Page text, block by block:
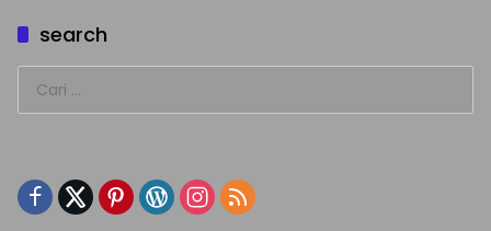
search
untuk: